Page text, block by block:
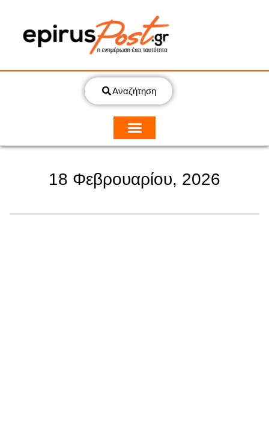
Αναζήτηση
18 Φεβρουαρίου, 2026